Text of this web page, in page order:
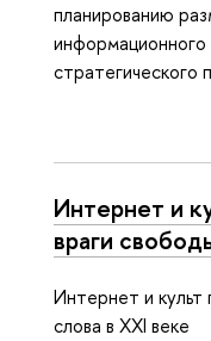
планированию
стратегического
Интернет и
враги
Интернет и культ
слова в XXI веке